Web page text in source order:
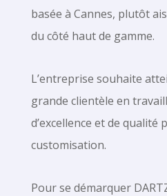
basée à Cannes, plutôt
du côté haut de gamme.
L’entreprise souhaite
grande clientèle en
d’excellence et de qualité
customisation.
Pour se démarquer